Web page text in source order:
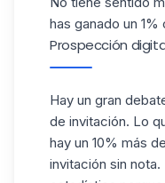
has ganado un 1%
Prospección
Hay un gran
de invitación. Lo
hay un 10% más
invitación sin nota.